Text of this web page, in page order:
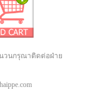
วนกรุณาติดต่อฝ่าย